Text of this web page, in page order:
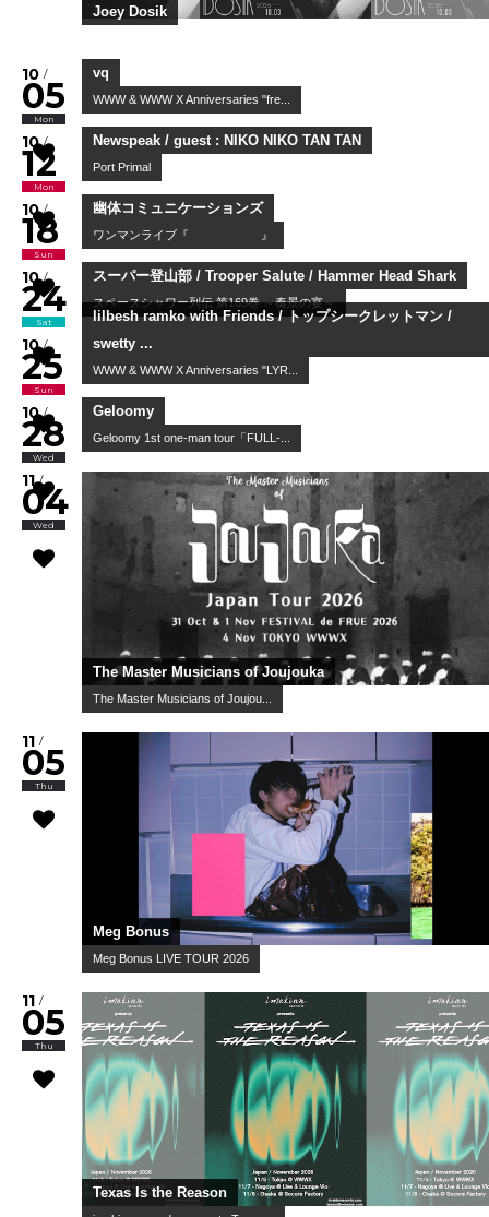
Joey Dosik
10 /
05
Mon
vq
10
12
Mon
Newspeak / guest : NIKO NIKO TAN TAN
Port Primal
幽体コミュニケーションズ
ワンマンライブ『 』
スーパー登山部 / Trooper Salute / Hammer Head Shark
スペースシャワー列伝 第169巻 ～奏景の宴～